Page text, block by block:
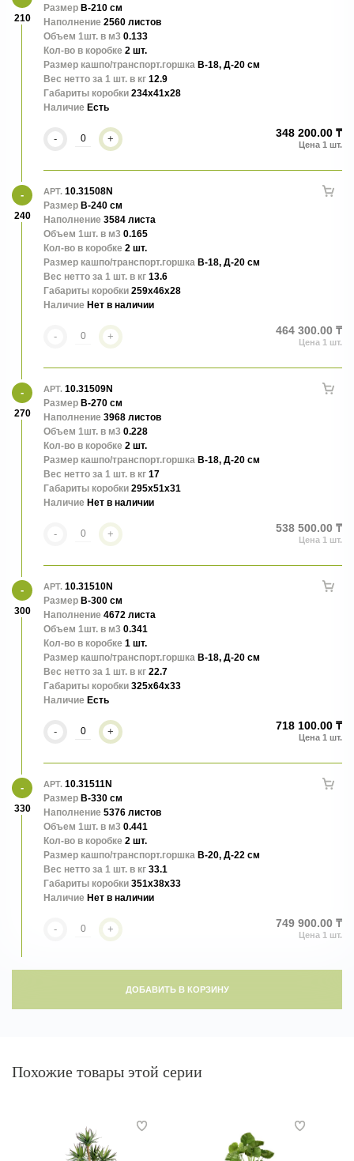
210
Размер В-210 см
Наполнение 2560 листов
Объем 1шт. в м3 0.133
Кол-во в коробке 2 шт.
Размер кашпо/транспорт.горшка В-18, Д-20 см
Вес нетто за 1 шт. в кг 12.9
Габариты коробки 234x41x28
Наличие Есть
- + 348 200.00 ₸
240
АРТ. 10.31508N
Размер В-240 см
Наполнение 3584 листа
Объем 1шт. в м3 0.165
Кол-во в коробке 2 шт.
Размер кашпо/транспорт.горшка В-18, Д-20 см
Вес нетто за 1 шт. в кг 13.6
Габариты коробки 259x46x28
Наличие Нет в наличии
- + 464 300.00 ₸
270
АРТ. 10.31509N
Размер В-270 см
Наполнение 3968 листов
Объем 1шт. в м3 0.228
Кол-во в коробке 2 шт.
Размер кашпо/транспорт.горшка В-18, Д-20 см
Вес нетто за 1 шт. в кг 17
Габариты коробки 295x51x31
Наличие Нет в наличии
- + 538 500.00 ₸
300
АРТ. 10.31510N
Размер В-300 см
Наполнение 4672 листа
Объем 1шт. в м3 0.341
Кол-во в коробке 1 шт.
Размер кашпо/транспорт.горшка В-18, Д-20 см
Вес нетто за 1 шт. в кг 22.7
Габариты коробки 325x64x33
Наличие Есть
- + 718 100.00 ₸
330
АРТ. 10.31511N
Размер В-330 см
Наполнение 5376 листов
Объем 1шт. в м3 0.441
Кол-во в коробке 2 шт.
Размер кашпо/транспорт.горшка В-20, Д-22 см
Вес нетто за 1 шт. в кг 33.1
Габариты коробки 351x38x33
Наличие Нет в наличии
- + 749 900.00 ₸
ДОБАВИТЬ В КОРЗИНУ
Похожие товары этой серии